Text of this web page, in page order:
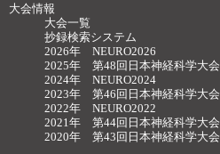
大会情報
大会一覧
抄録検索システム
2026年 NEURO2026
2025年 第48回日本神経科学大会
2024年 NEURO2024
2023年 第46回日本神経科学大会
2022年 NEURO2022
2021年 第44回日本神経科学大会
2020年 第43回日本神経科学大会